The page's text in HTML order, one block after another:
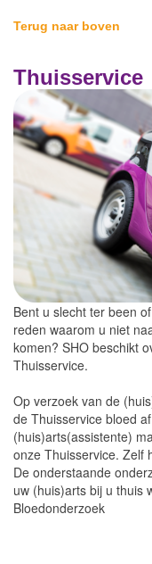
Terug naar boven
Thuisservice
Bent u slecht ter been
reden waarom u niet
komen? SHO beschikt
Thuisservice.
Op verzoek van de
de Thuisservice bloed
(huis)arts(assistente)
onze Thuisservice. Zelf
De onderstaande
uw (huis)arts bij u thuis
Bloedonderzoek